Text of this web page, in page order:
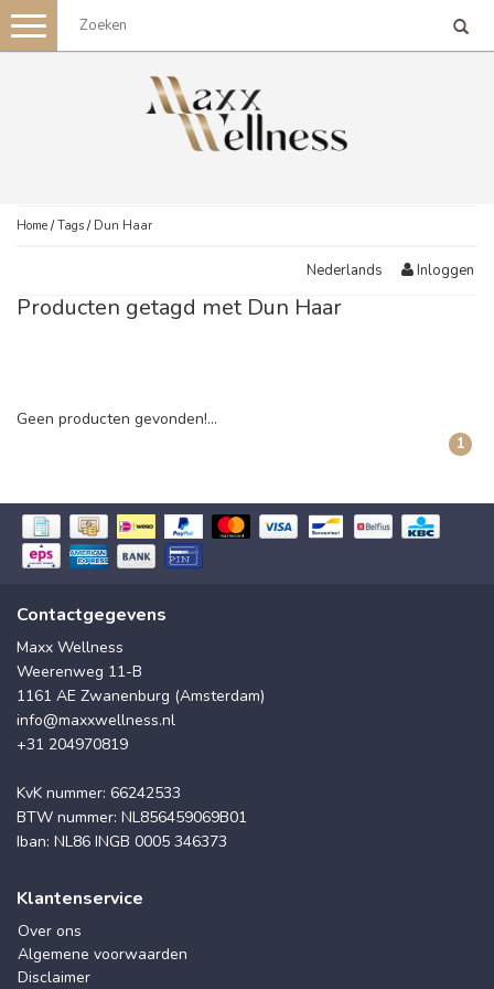
Toggle
navigation
Home /Tags / Dun Haar
Nederlands Inloggen
Producten getagd met Dun Haar
Geen producten gevonden!...
1
Contactgegevens
Maxx Wellness
Weerenweg 11-B
1161 AE Zwanenburg (Amsterdam)
info@maxxwellness.nl
+31 204970819
KvK nummer: 66242533
BTW nummer: NL856459069B01
Iban: NL86 INGB 0005 346373
Klantenservice
Over ons
Algemene voorwaarden
Disclaimer